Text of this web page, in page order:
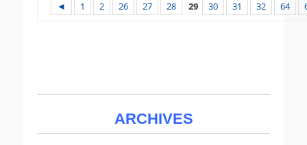
◄ 1 2 26 27 28 29 30 31 32 64
ARCHIVES